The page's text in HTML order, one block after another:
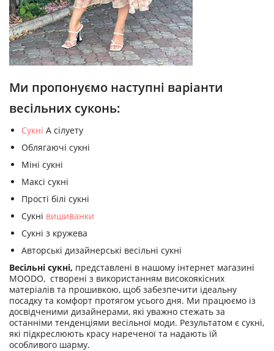
Ми пропонуємо наступні варіанти
весільних суконь:
Сукні А сілуету
Облягаючі сукні
Міні сукні
Максі сукні
Прості білі сукні
Сукні вишиванки
Сукні з кружева
Авторські дизайнерські весільні сукні
Весільні сукні, представлені в нашому інтернет магазині
MOODO, створені з використанням високоякісних
матеріалів та прошивкою, щоб забезпечити ідеальну
посадку та комфорт протягом усього дня. Ми працюємо із
досвідченими дизайнерами, які уважно стежать за
останніми тенденціями весільної моди. Результатом є сукні,
які підкреслюють красу нареченої та надають їй
особливого шарму.